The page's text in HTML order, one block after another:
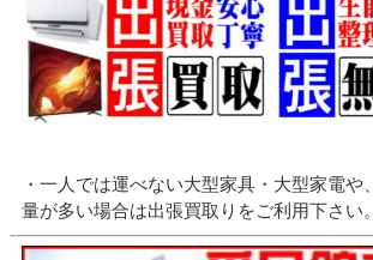
・一人では運べない大型家具・大型家電や、
量が多い場合は出張買取りをご利用下さい。